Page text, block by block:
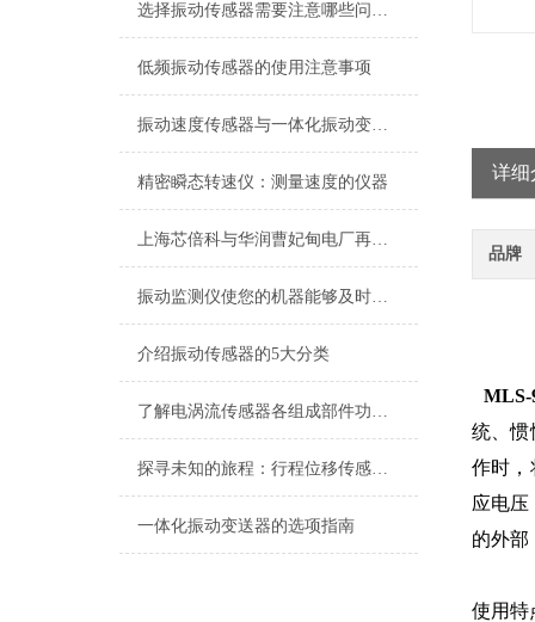
选择振动传感器需要注意哪些问题？
低频振动传感器的使用注意事项
振动速度传感器与一体化振动变送器现场工况适配及应用用途
精密瞬态转速仪：测量速度的仪器
上海芯倍科与华润曹妃甸电厂再次深度合作
振动监测仪使您的机器能够及时得到保护避免不必要的经济损失
介绍振动传感器的5大分类
了解电涡流传感器各组成部件功能特点才能更好的使用它
探寻未知的旅程：行程位移传感器的奇妙之旅
一体化振动变送器的选项指南
详细
品牌
MLS-
统、惯
作时，
应电
的外部
使用特